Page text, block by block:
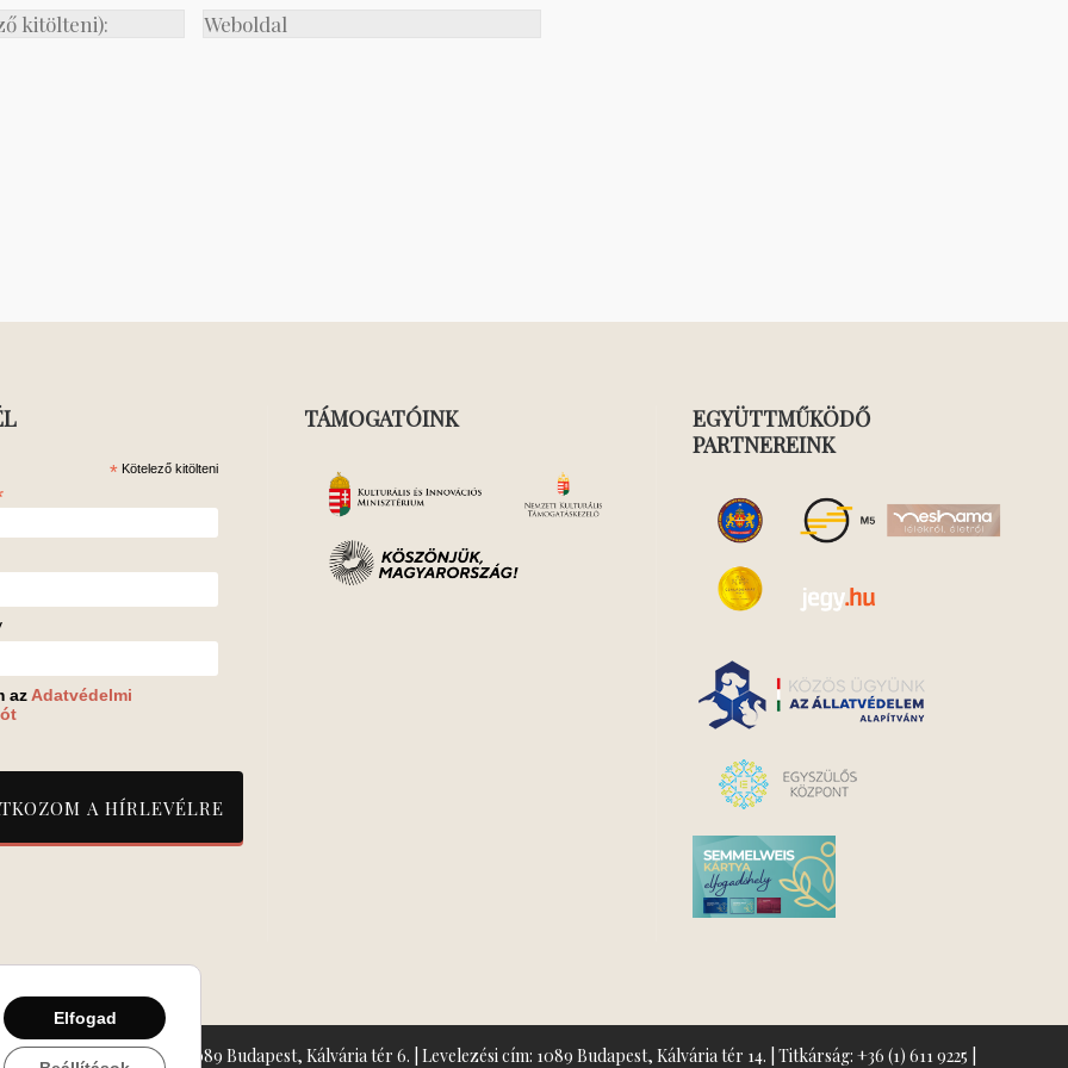
* Kötelező kitölteni
az Adatvédelmi
TÁMOGATÓINK
EGYÜTTMŰKÖDŐ
PARTNEREINK
Turay Ida Színház 1089 Budapest, Kálvária tér 6. | Levelezési cím: 1089 Budapest, Kálvária tér 14. | Titkárság: +36 (1) 611 9225
Elfogad